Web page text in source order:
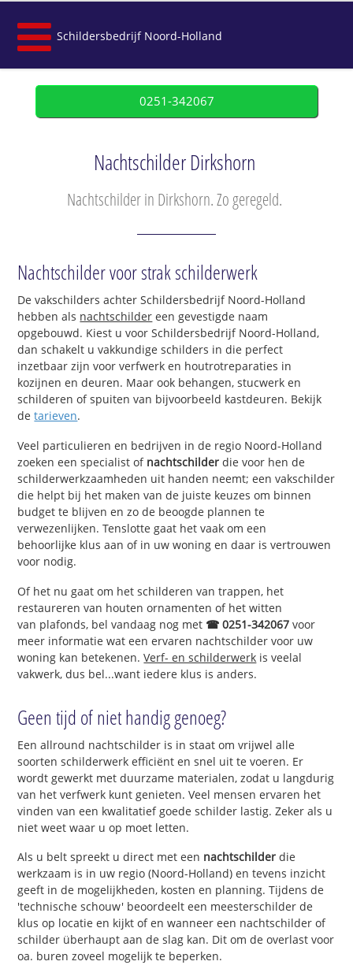
Schildersbedrijf Noord-Holland
0251-342067
Nachtschilder Dirkshorn
Nachtschilder in Dirkshorn. Zo geregeld.
Nachtschilder voor strak schilderwerk
De vakschilders achter Schildersbedrijf Noord-Holland
hebben als nachtschilder een gevestigde naam
opgebouwd. Kiest u voor Schildersbedrijf Noord-Holland,
dan schakelt u vakkundige schilders in die perfect
inzetbaar zijn voor verfwerk en houtrotreparaties in
kozijnen en deuren. Maar ook behangen, stucwerk en
schilderen of spuiten van bijvoorbeeld kastdeuren. Bekijk
detarieven.
Veel particulieren en bedrijven in de regio Noord-Holland
zoeken een specialist of nachtschilder die voor hen de
schilderwerkzaamheden uit handen neemt; een vakschilder
die helpt bij het maken van de juiste keuzes om binnen
budget te blijven en zo de beoogde plannen te
verwezenlijken. Tenslotte gaat het vaak om een
behoorlijke klus aan of in uw woning en daar is vertrouwen
voor nodig.
Of het nu gaat om het schilderen van trappen, het
restaureren van houten ornamenten of het witten
van plafonds, bel vandaag nog met ☎ 0251-342067 voor
meer informatie wat een ervaren nachtschilder voor uw
woning kan betekenen.Verf- en schilderwerk is veelal
vakwerk, dus bel...want iedere klus is anders.
Geen tijd of niet handig genoeg?
Een allround nachtschilder is in staat om vrijwel alle
soorten schilderwerk efficiënt en snel uit te voeren. Er
wordt gewerkt met duurzame materialen, zodat u langdurig
van het verfwerk kunt genieten. Veel mensen ervaren het
vinden van een kwalitatief goede schilder lastig. Zeker als u
niet weet waar u op moet letten.
Als u belt spreekt u direct met een nachtschilder die
werkzaam is in uw regio (Noord-Holland) en tevens inzicht
geeft in de mogelijkheden, kosten en planning. Tijdens de
'technische schouw' beoordeelt een meesterschilder de
klus op locatie en kijkt of en wanneer een nachtschilder of
schilder überhaupt aan de slag kan. Dit om de overlast voor
oa. buren zoveel mogelijk te beperken.